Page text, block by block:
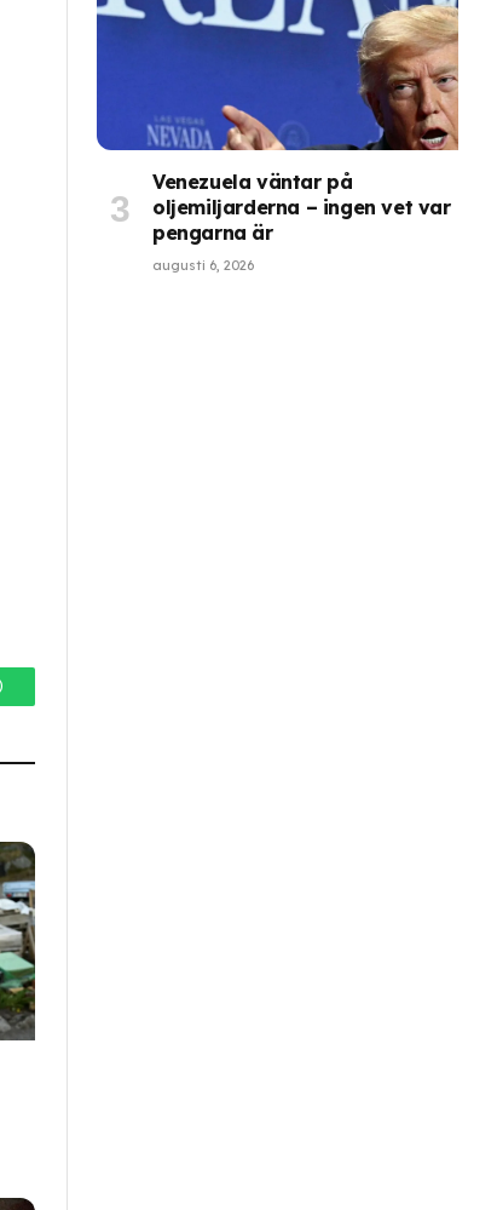
Venezuela väntar på
oljemiljarderna – ingen vet var
pengarna är
augusti 6, 2026